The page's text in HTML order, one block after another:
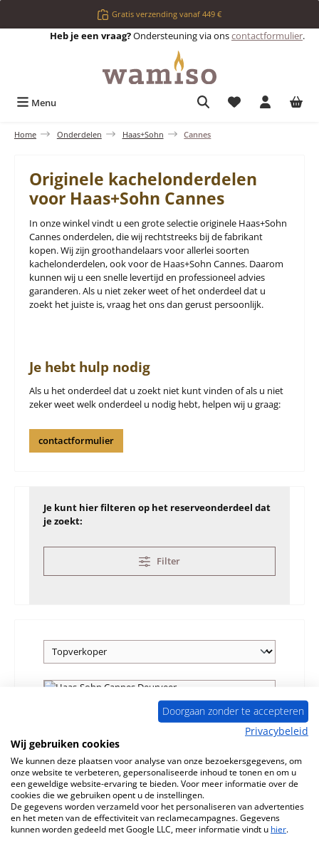
Ga naar de hoofdinhoudGratis verzending vanaf 449 €
Heb je een vraag?Ondersteuning via onscontactformulier.
Menu Je hebt 0 items
Home Onderdelen Haas+Sohn Cannes
Originele kachelonderdelen
voor Haas+Sohn Cannes
In onze winkel vindt u een grote selectie originele Haas+Sohn
Cannes onderdelen, die wij rechtstreeks bij de fabrikant
kopen. Wij zijn groothandelaars voor allerlei soorten
kachelonderdelen, ook voor de Haas+Sohn Cannes. Daarom
kunnen wij u een snelle levertijd en professioneel advies
garanderen. Als u niet zeker weet of het onderdeel dat u
zoekt het juiste is, vraag het ons dan gerust persoonlijk.
Je hebt hulp nodig
Als u het onderdeel dat u zoekt niet kunt vinden of als u niet
zeker weet welk onderdeel u nodig hebt, helpen wij u graag:
contactformulier
Je kunt hier filteren op het reserveonderdeel dat
je zoekt:
Filter
Haas-Sohn Cannes Deurveer
Doorgaan zonder te accepteren
Privacybeleid
Wij gebruiken cookies
We kunnen deze plaatsen voor analyse van onze bezoekersgegevens, om
onze website te verbeteren, gepersonaliseerde inhoud te tonen en om u
een geweldige website-ervaring te bieden. Voor meer informatie over de
cookies die we gebruiken opent u de instellingen.
De gegevens worden verzameld voor het personaliseren van advertenties
en het meten van de effectiviteit van reclamecampagnes. Gegevens
kunnen worden gedeeld met Google LLC, meer informatie vindt u hier.